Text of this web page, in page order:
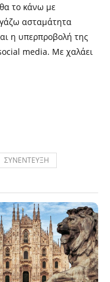
το κάνω με
ασταμάτητα
η υπερπροβολή της
media. Με χαλάει
ΣΥΝΕΝΤΕΥΞΗ